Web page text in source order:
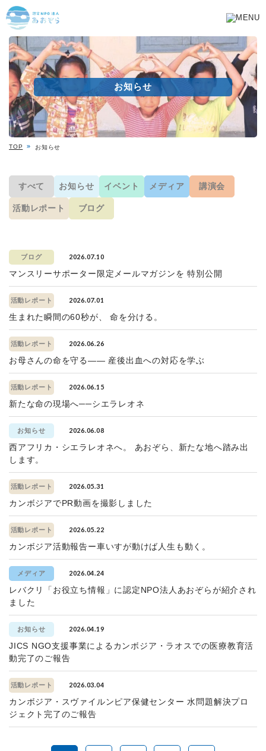
お知らせ
TOP お知らせ
すべて お知らせ イベント メディア 講演会
活動レポート ブログ
ブログ 2026.07.10
マンスリーサポーター限定メールマガジンを 特別公開
活動レポート 2026.07.01
生まれた瞬間の60秒が、 命を分ける。
活動レポート 2026.06.26
お母さんの命を守る—— 産後出血への対応を学ぶ
活動レポート 2026.06.15
新たな命の現場へ──シエラレオネ
お知らせ 2026.06.08
西アフリカ・シエラレオネへ。 あおぞら、新たな地へ踏み出
します。
活動レポート 2026.05.31
カンボジアでPR動画を撮影しました
活動レポート 2026.05.22
カンボジア活動報告ー車いすが動けば人生も動く。
メディア 2026.04.24
レバクリ「お役立ち情報」に認定NPO法人あおぞらが紹介され
ました
お知らせ 2026.04.19
JICS NGO支援事業によるカンボジア・ラオスでの医療教育活
動完了のご報告
活動レポート 2026.03.04
カンボジア・スヴァイルンピア保健センター 水問題解決プロ
ジェクト完了のご報告